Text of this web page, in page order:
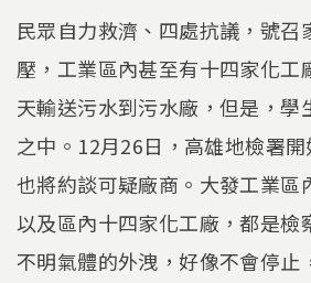
民眾自力救濟、四處抗議，號召
壓，工業區內甚至有十四家化工
天輸送污水到污水廠，但是，學
之中。12月26日，高雄地檢署
也將約談可疑廠商。大發工業區
以及區內十四家化工廠，都是檢
不明氣體的外洩，好像不會停止